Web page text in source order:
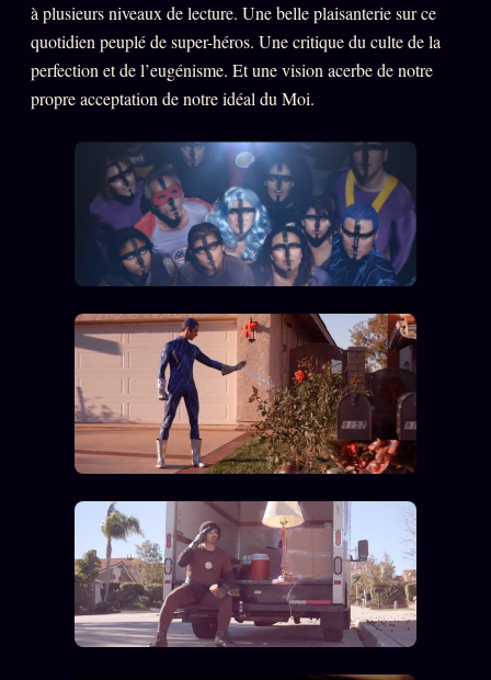
Oracle z/S
Oracle Analyse
Oracle Éclair
Oracle Couples
Oracle Famille
Oracle Sigil Sonore
Oracle Parfum
Oracle Carte du Jour
Oracle Algorithme
Audit Social
KÉTAMINE2019
BRAQUAGE2021
SUSPECTE 2022
à plusieurs niveaux de lecture. Une belle plaisanterie sur ce
quotidien peuplé de super-héros. Une critique du culte de la
perfection et de l’eugénisme. Et une vision acerbe de notre
propre acceptation de notre idéal du Moi.